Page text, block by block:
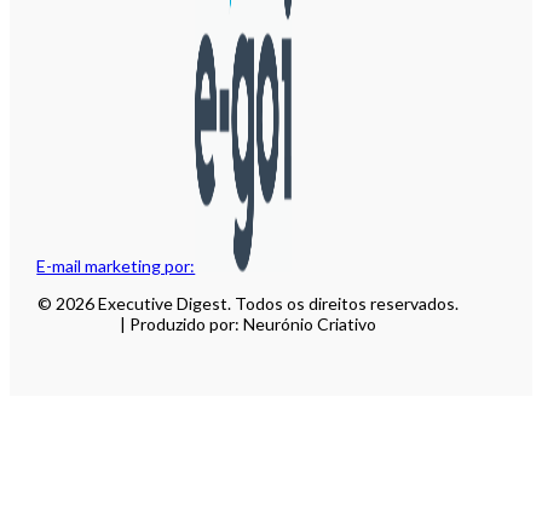
E-mail marketing por:
© 2026 Executive Digest. Todos os direitos reservados.
| Produzido por: Neurónio Criativo